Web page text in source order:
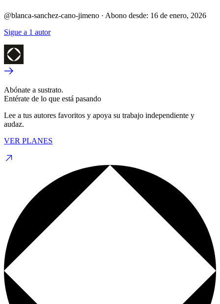
@blanca-sanchez-cano-jimeno · Abono desde: 16 de enero, 2026
Sigue a 1 autor
Abónate a sustrato.
Entérate de lo que está pasando
Lee a tus autores favoritos y apoya su trabajo independiente y
audaz.
VER PLANES